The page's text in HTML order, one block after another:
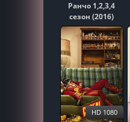
Ранчо 1,2,3,4
сезон (2016)
HD 1080